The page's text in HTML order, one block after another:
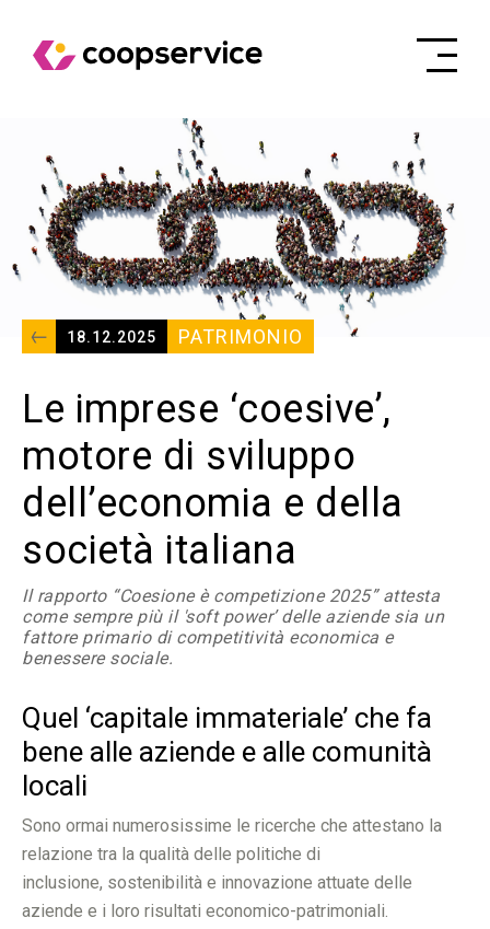
18.12.2025 PATRIMONIO
Le imprese ‘coesive’,
motore di sviluppo
dell’economia e della
società italiana
Il rapporto “Coesione è competizione 2025” attesta
come sempre più il 'soft power’ delle aziende sia un
fattore primario di competitività economica e
benessere sociale.
Quel ‘capitale immateriale’ che fa
bene alle aziende e alle comunità
locali
Sono ormai numerosissime le ricerche che attestano la
relazione tra la qualità delle politiche di
inclusione, sostenibilità e innovazione attuate delle
aziende e i loro risultati economico-patrimoniali.